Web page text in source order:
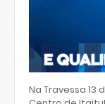
Na Travessa 13